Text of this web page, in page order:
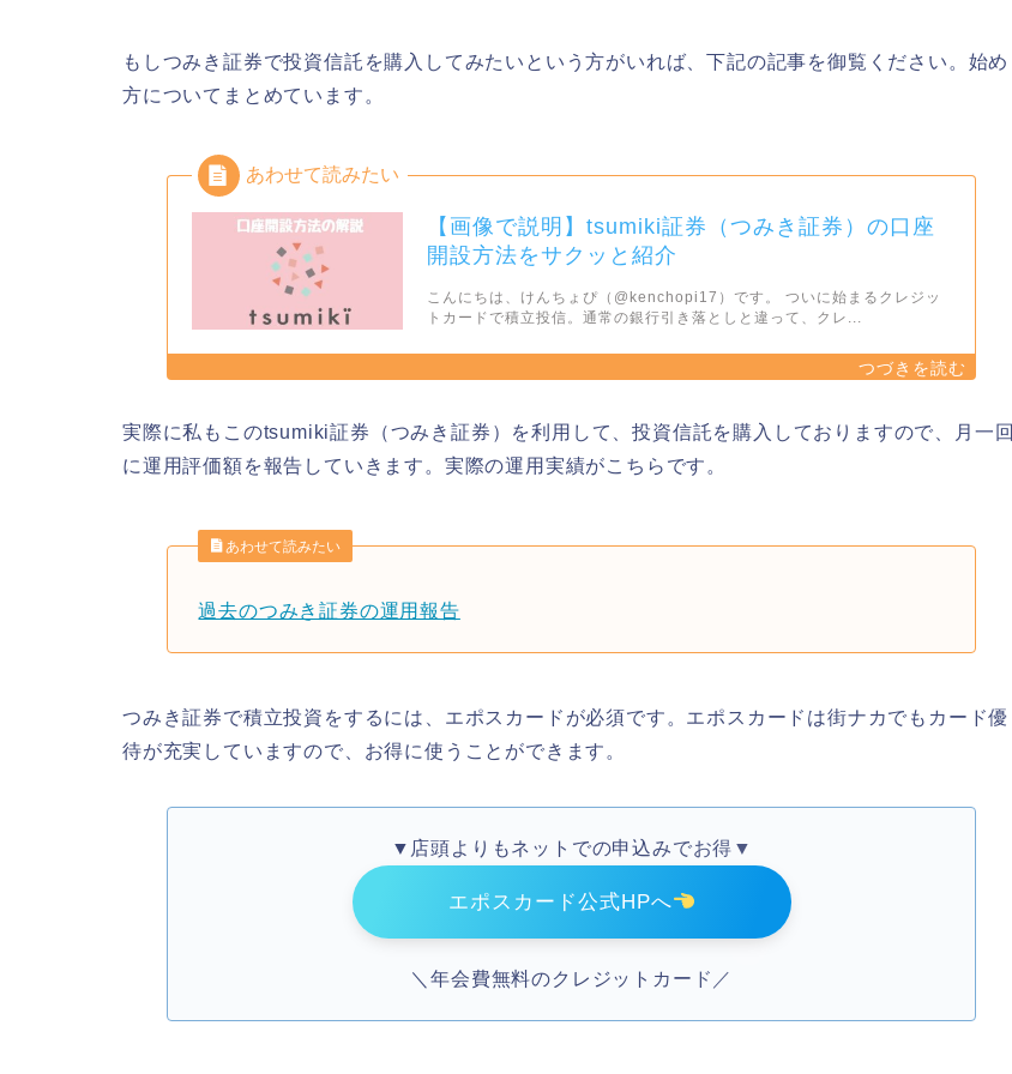
もしつみき証券で投資信託を購入してみたいという方がいれば、下記の記事を御覧ください。始め
方についてまとめています。
【画像で説明】tsumiki証券（つみき証券）の口座
開設方法をサクッと紹介
こんにちは、けんちょぴ（@kenchopi17）です。 ついに始まるクレジッ
トカードで積立投信。通常の銀行引き落としと違って、クレ...
実際に私もこのtsumiki証券（つみき証券）を利用して、投資信託を購入しておりますので、月一回
に運用評価額を報告していきます。実際の運用実績がこちらです。
あわせて読みたい
過去のつみき証券の運用報告
つみき証券で積立投資をするには、エポスカードが必須です。エポスカードは街ナカでもカード優
待が充実していますので、お得に使うことができます。
▼店頭よりもネットでの申込みでお得▼
エポスカード公式HPへ
＼年会費無料のクレジットカード／